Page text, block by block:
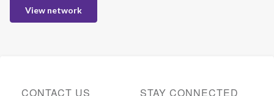
View network
CONTACT US STAY CONNECTED